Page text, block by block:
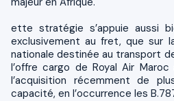
ette stratégie s’appuie aussi
exclusivement au fret, que sur
nationale destinée au transport
l’offre cargo de Royal Air
l’acquisition récemment de
capacité, en l’occurrence les